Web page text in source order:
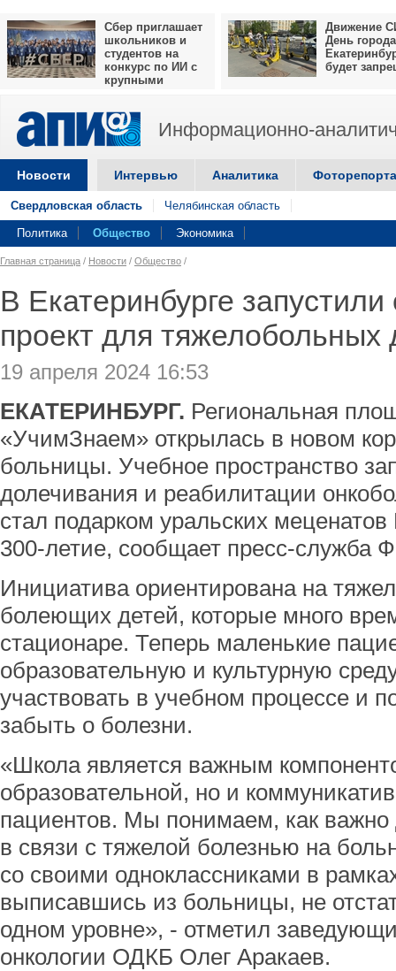
Сбер приглашает
школьников и
студентов на
конкурс по ИИ с
крупными
Движение
День города
будет
Информационно-
Новости Интервью Аналитика
Свердловская область Челябинская область
Политика Общество Экономика
Главная страница / Новости / Общество /
В Екатеринбурге
проект для тяжелобольных
19 апреля 2024 16:53
ЕКАТЕРИНБУРГ. Региональная
«УчимЗнаем» открылась в новом
больницы. Учебное пространство
долечивания и реабилитации
стал подарком уральских меценатов
300-летие, сообщает пресс-служба
Инициатива ориентирована на
болеющих детей, которые много
стационаре. Теперь маленькие
образовательную и культурную
участвовать в учебном процессе и
забыть о болезни.
«Школа является важным
образовательной, но и
пациентов. Мы понимаем, как важно
в связи с тяжелой болезнью на
со своими одноклассниками в
выписавшись из больницы, не
одном уровне», - отметил
онкологии ОДКБ Олег Аракаев.